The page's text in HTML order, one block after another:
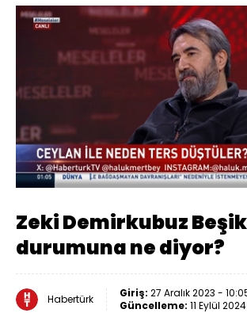
Sesi
Aç
Yüklendi:
5.73%
Zeki Demirkubuz
durumuna ne diyor?
Habertürk Giriş: 27 Aralık 2023 -
Güncelleme: 11 Eylül 2024